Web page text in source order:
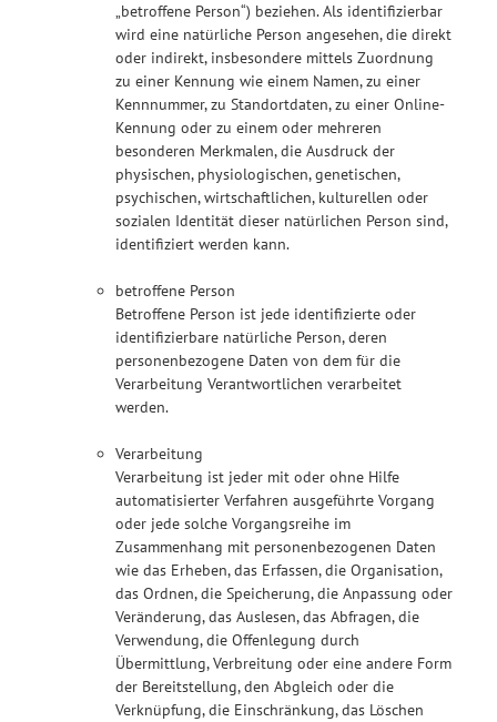
„betroffene Person“) beziehen. Als identifizierbar
wird eine natürliche Person angesehen, die direkt
oder indirekt, insbesondere mittels Zuordnung
zu einer Kennung wie einem Namen, zu einer
Kennnummer, zu Standortdaten, zu einer Online-
Kennung oder zu einem oder mehreren
besonderen Merkmalen, die Ausdruck der
physischen, physiologischen, genetischen,
psychischen, wirtschaftlichen, kulturellen oder
sozialen Identität dieser natürlichen Person sind,
identifiziert werden kann.
betroffene Person
Betroffene Person ist jede identifizierte oder
identifizierbare natürliche Person, deren
personenbezogene Daten von dem für die
Verarbeitung Verantwortlichen verarbeitet
werden.
Verarbeitung
Verarbeitung ist jeder mit oder ohne Hilfe
automatisierter Verfahren ausgeführte Vorgang
oder jede solche Vorgangsreihe im
Zusammenhang mit personenbezogenen Daten
wie das Erheben, das Erfassen, die Organisation,
das Ordnen, die Speicherung, die Anpassung oder
Veränderung, das Auslesen, das Abfragen, die
Verwendung, die Offenlegung durch
Übermittlung, Verbreitung oder eine andere Form
der Bereitstellung, den Abgleich oder die
Verknüpfung, die Einschränkung, das Löschen